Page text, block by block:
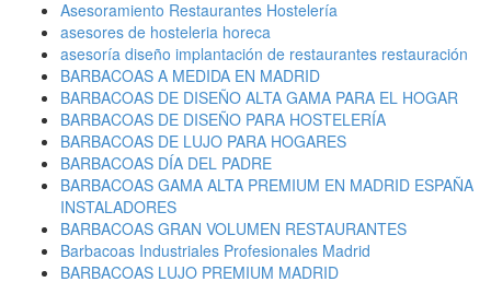
Asesoramiento Restaurantes Hostelería
asesores de hosteleria horeca
asesoría diseño implantación de restaurantes restauración
BARBACOAS A MEDIDA EN MADRID
BARBACOAS DE DISEÑO ALTA GAMA PARA EL HOGAR
BARBACOAS DE DISEÑO PARA HOSTELERÍA
BARBACOAS DE LUJO PARA HOGARES
BARBACOAS DÍA DEL PADRE
BARBACOAS GAMA ALTA PREMIUM EN MADRID ESPAÑA
INSTALADORES
BARBACOAS GRAN VOLUMEN RESTAURANTES
Barbacoas Industriales Profesionales Madrid
BARBACOAS LUJO PREMIUM MADRID